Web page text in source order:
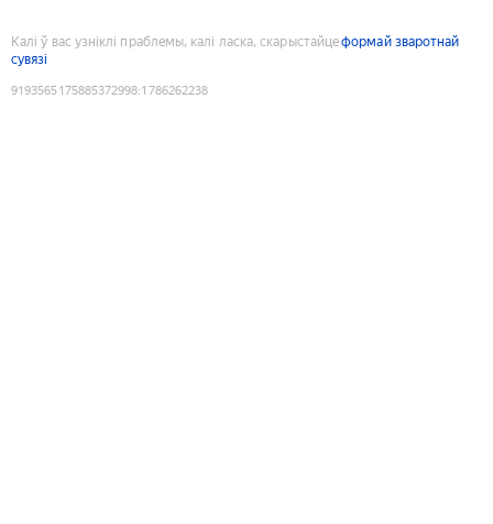
Калі ў вас узніклі праблемы, калі ласка, скарыстайцеформай зваротнай
сувязі
9193565175885372998:1786262238